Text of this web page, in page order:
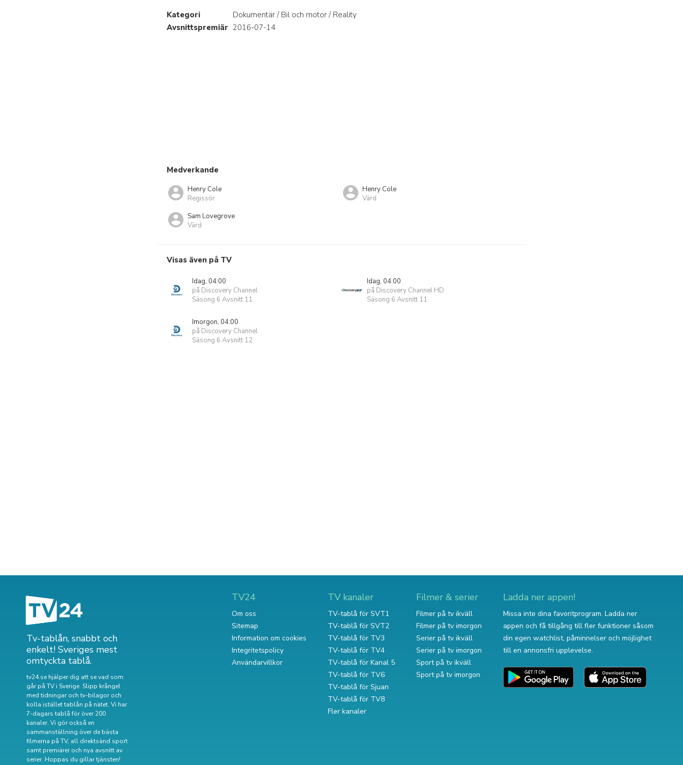
Kategori
Dokumentär / Bil och motor / Reality
Avsnittspremiär 2016-07-14
Medverkande
Henry Cole
Regissör
Henry Cole
Värd
Sam Lovegrove
Värd
Visas även på TV
Idag, 04:00
på Discovery Channel
Säsong 6 Avsnitt 11
Idag, 04:00
på Discovery Channel HD
Säsong 6 Avsnitt 11
Imorgon, 04:00
på Discovery Channel
Säsong 6 Avsnitt 12
Tv-tablån, snabbt och
enkelt! Sveriges mest
omtyckta tablå.
tv24.se hjälper dig att se vad som
går på TV i Sverige. Slipp krångel
med tidningar och tv-bilagor och
kolla istället tablån på nätet. Vi har
7-dagars tablå för över 200
kanaler. Vi gör också en
sammanställning överde bästa
filmerna på TV, all direktsänd sport
samt premiärer och nya avsnitt av
serier. Hoppas du gillar tjänsten!
TV24
Om oss
Sitemap
Information om cookies
Integritetspolicy
Användarvillkor
TV kanaler
TV-tablå för SVT1
TV-tablå för SVT2
TV-tablå för TV3
TV-tablå för TV4
TV-tablå för Kanal 5
TV-tablå för TV6
TV-tablå för Sjuan
TV-tablå för TV8
Fler kanaler
Filmer & serier
Filmer på tv ikväll
Filmer på tv imorgon
Serier på tv ikväll
Serier på tv imorgon
Sport på tv ikväll
Sport på tv imorgon
Ladda ner appen!
Missa inte dina favoritprogram. Ladda ner
appen och få tillgång till fler funktioner såsom
din egen watchlist, påminnelser och möjlighet
till en annonsfri upplevelse.